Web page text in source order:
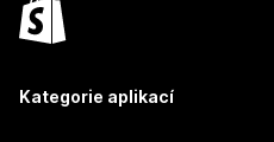
Kategorie aplikací